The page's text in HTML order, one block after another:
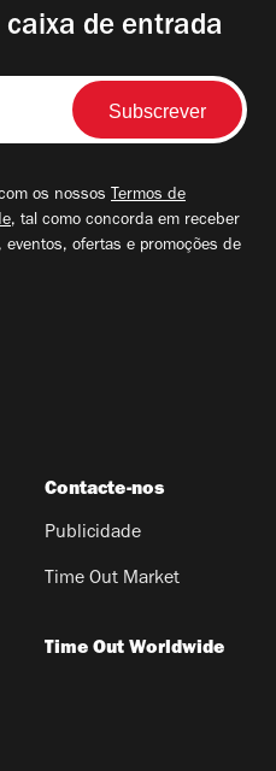
caixa de entrada
os nossos Termos de
, tal como concorda em receber
ofertas e promoções de
Contacte-nos
Publicidade
Time Out Market
Time Out Worldwide